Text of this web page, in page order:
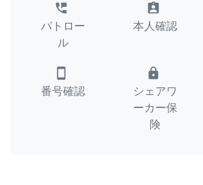
perm_phone_msg
パトロー
ル
assignment_ind
本人確認
smartphone
番号確認
lock
シェアワ
ーカー保
険